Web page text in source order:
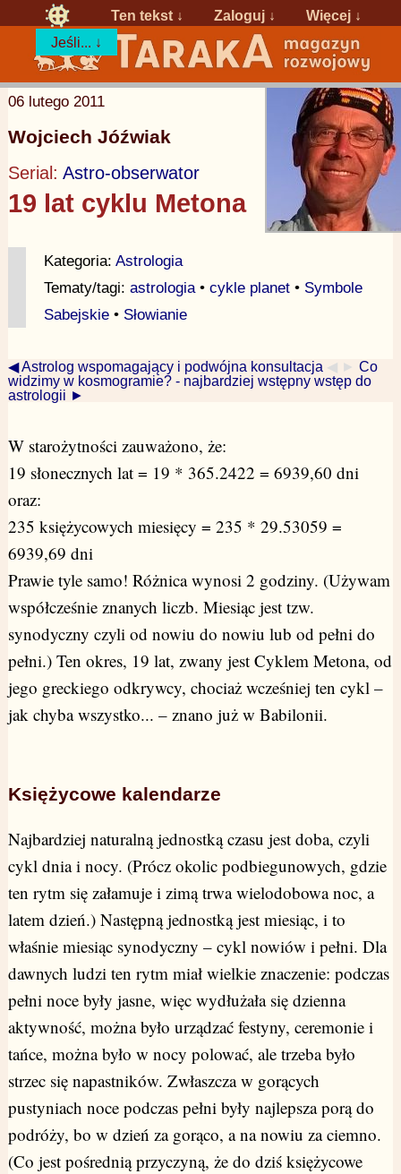
Ten tekst ↓ Zaloguj ↓
Więcej ↓
Jeśli... ↓
06 lutego 2011
Wojciech Jóźwiak
Serial: Astro-obserwator
19 lat cyklu Metona
Kategoria: Astrologia
Tematy/tagi: astrologia• cykle planet• Symbole
Sabejskie• Słowianie
◀ Astrolog wspomagający i podwójna konsultacja ◀ ► Co
widzimy w kosmogramie? - najbardziej wstępny wstęp do
astrologii ►
W starożytności zauważono, że:
19 słonecznych lat = 19 * 365.2422 = 6939,60 dni
oraz:
235 księżycowych miesięcy = 235 * 29.53059 =
6939,69 dni
Prawie tyle samo! Różnica wynosi 2 godziny. (Używam
współcześnie znanych liczb. Miesiąc jest tzw.
synodyczny czyli od nowiu do nowiu lub od pełni do
pełni.) Ten okres, 19 lat, zwany jest Cyklem Metona, od
jego greckiego odkrywcy, chociaż wcześniej ten cykl –
jak chyba wszystko... – znano już w Babilonii.
Księżycowe kalendarze
Najbardziej naturalną jednostką czasu jest doba, czyli
cykl dnia i nocy. (Prócz okolic podbiegunowych, gdzie
ten rytm się załamuje i zimą trwa wielodobowa noc, a
latem dzień.) Następną jednostką jest miesiąc, i to
właśnie miesiąc synodyczny – cykl nowiów i pełni. Dla
dawnych ludzi ten rytm miał wielkie znaczenie: podczas
pełni noce były jasne, więc wydłużała się dzienna
aktywność, można było urządzać festyny, ceremonie i
tańce, można było w nocy polować, ale trzeba było
strzec się napastników. Zwłaszcza w gorących
pustyniach noce podczas pełni były najlepsza porą do
podróży, bo w dzień za gorąco, a na nowiu za ciemno.
(Co jest pośrednią przyczyną, że do dziś księżycowe